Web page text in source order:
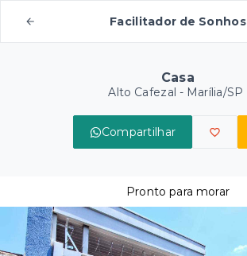
Facilitador de Sonhos
Casa
Alto Cafezal - Marília/SP
Compartilhar
Pronto para morar